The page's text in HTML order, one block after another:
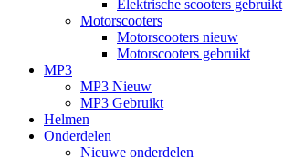
Elektrische scooters gebruikt
Motorscooters
Motorscooters nieuw
Motorscooters gebruikt
MP3
MP3 Nieuw
MP3 Gebruikt
Helmen
Onderdelen
Nieuwe onderdelen